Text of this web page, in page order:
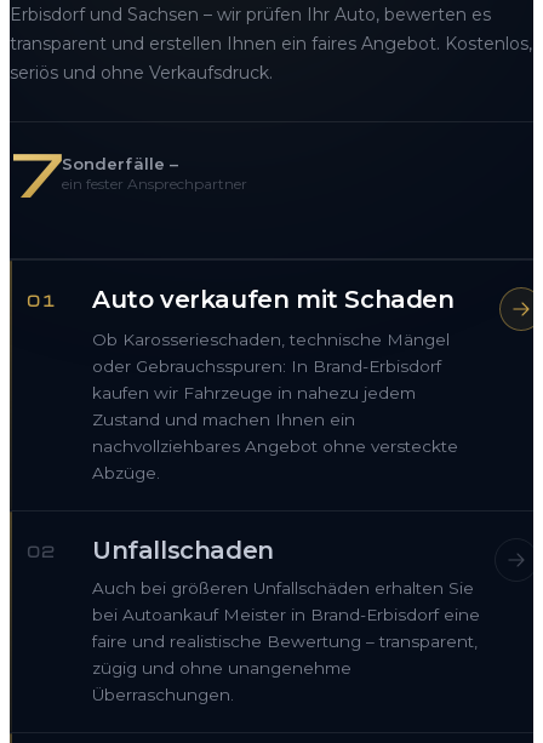
Erbisdorf und Sachsen – wir prüfen Ihr Auto, bewerten es
transparent und erstellen Ihnen ein faires Angebot. Kostenlos,
seriös und ohne Verkaufsdruck.
7Sonderfälle –
ein fester Ansprechpartner
01 Auto verkaufen mit Schaden
Ob Karosserieschaden, technische Mängel
oder Gebrauchsspuren: In Brand-Erbisdorf
kaufen wir Fahrzeuge in nahezu jedem
Zustand und machen Ihnen ein
nachvollziehbares Angebot ohne versteckte
Abzüge.
02 Unfallschaden
Auch bei größeren Unfallschäden erhalten Sie
bei Autoankauf Meister in Brand-Erbisdorf eine
faire und realistische Bewertung – transparent,
zügig und ohne unangenehme
Überraschungen.